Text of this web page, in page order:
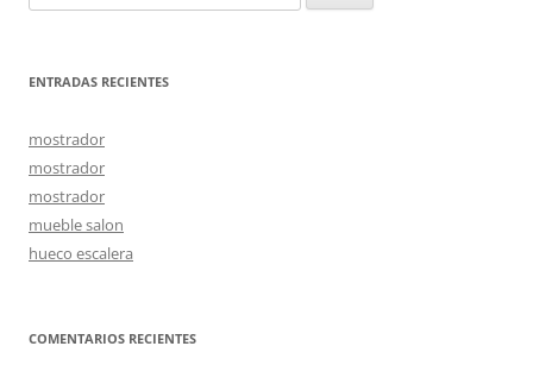
ENTRADAS RECIENTES
mostrador
mostrador
mostrador
mueble salon
hueco escalera
COMENTARIOS RECIENTES